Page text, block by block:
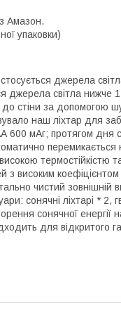
Амазон.
упаковки)
джерела
джерела світла нижче
до стіни за
наш ліхтар для
мАг; протягом дня
термостійкістю
з високим
чистий
сонячні ліхтарі * 2,
сонячної
для відкритого